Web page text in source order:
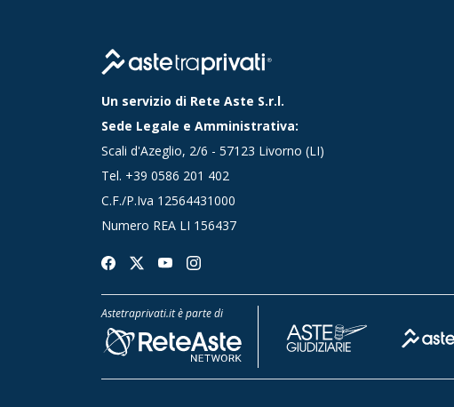
Un servizio di Rete Aste S.r.l.
Sede Legale e Amministrativa:
Scali d'Azeglio, 2/6 - 57123 Livorno (LI)
Tel. +39 0586 201 402
C.F./P.Iva 12564431000
Numero REA LI 156437
Astetraprivati.it è parte di